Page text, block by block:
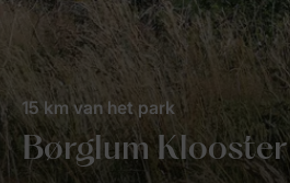
Børglum Klooster
15 km van het park